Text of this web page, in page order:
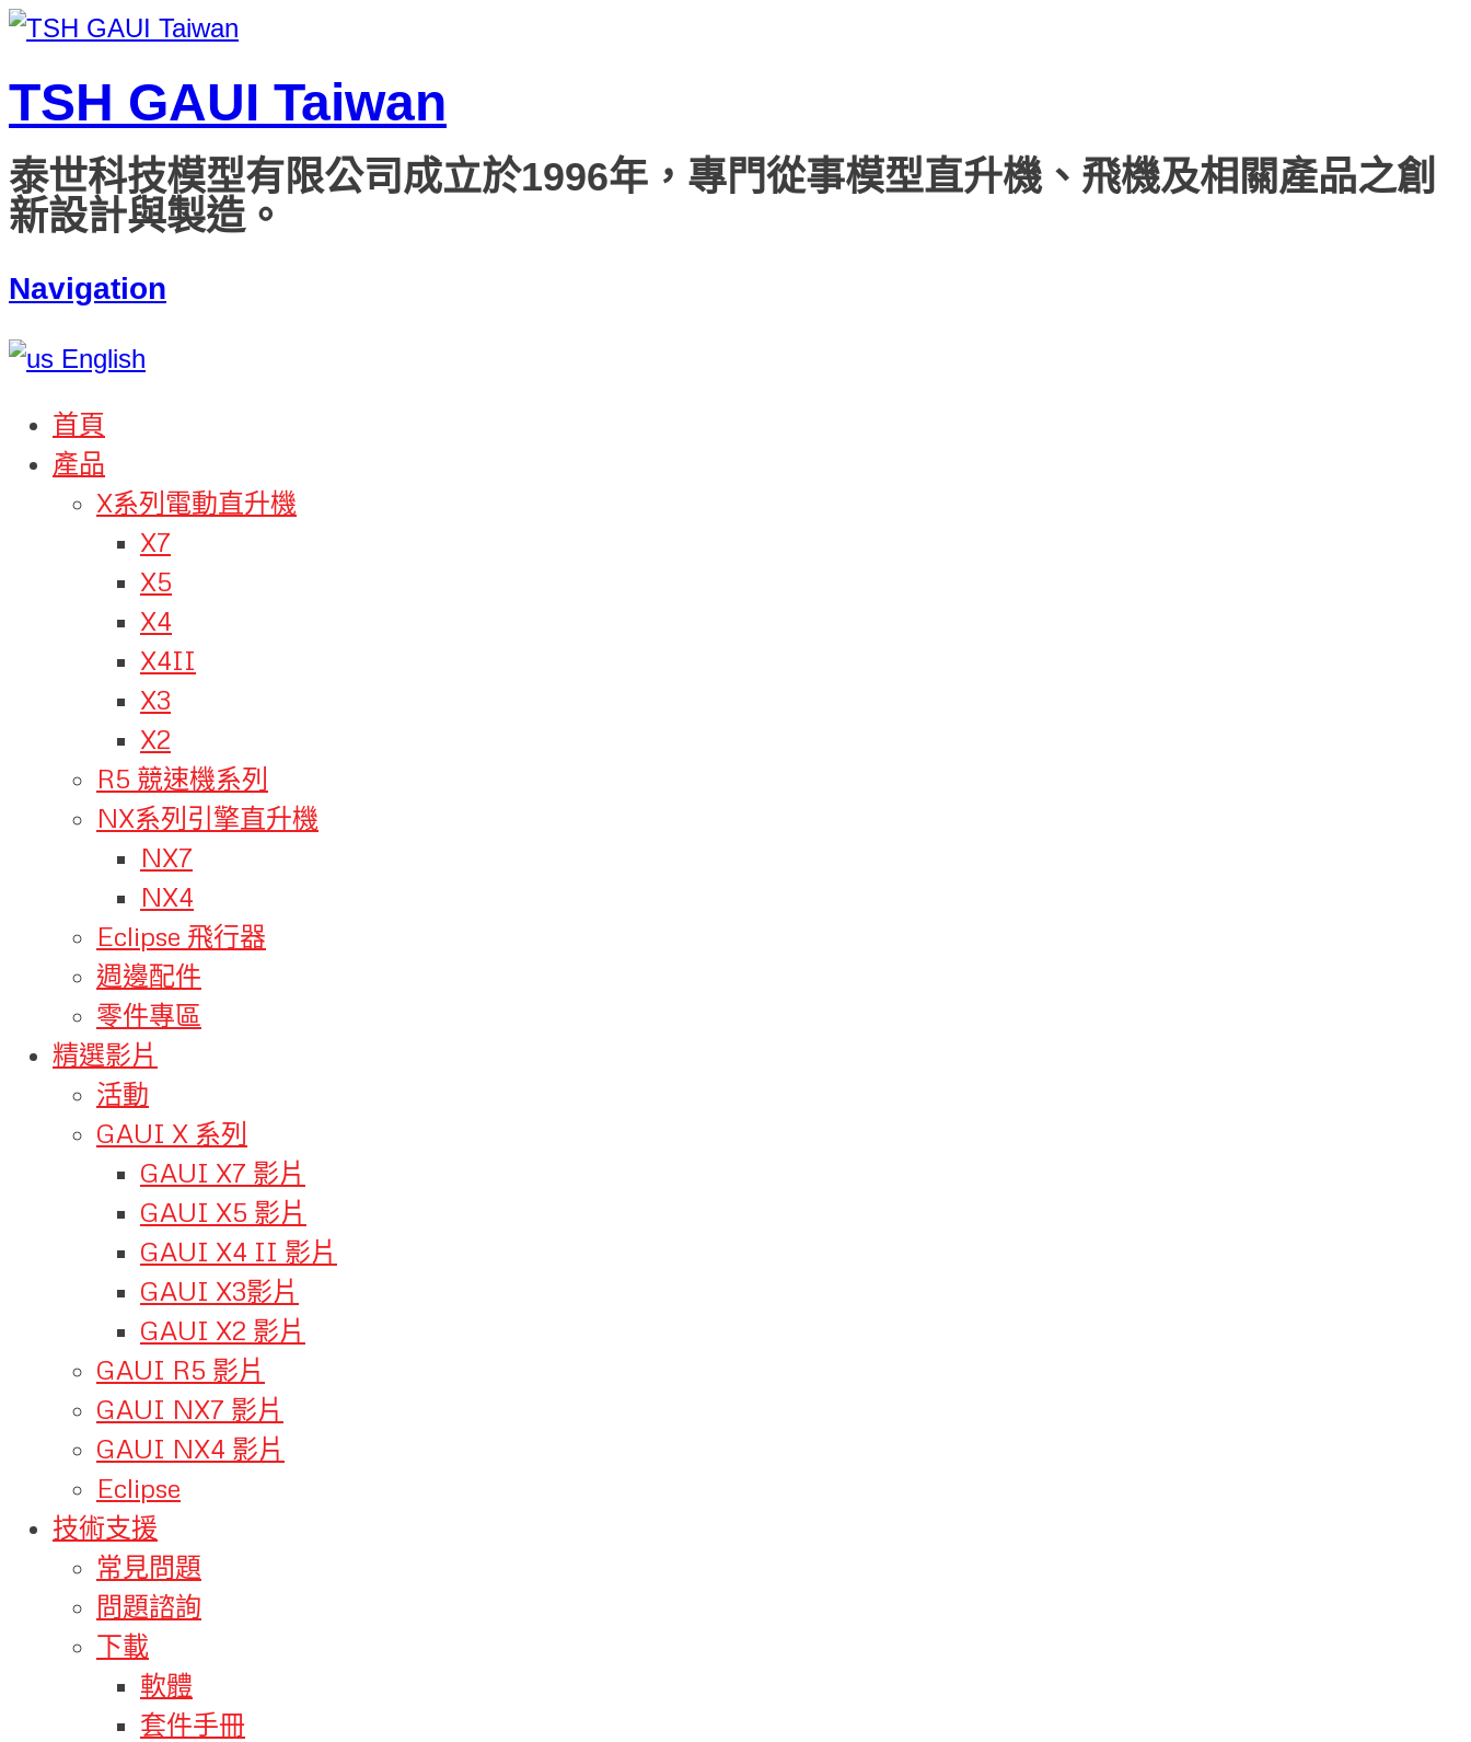
TSH GAUI Taiwan
泰世科技模型有限公司成立於1996年，專門從事模型直升機、飛機及相關產品之創
新設計與製造。
Navigation
English
首頁
產品
X系列電動直升機
X7
X5
X4
X4II
X3
X2
R5 競速機系列
NX系列引擎直升機
NX7
NX4
Eclipse 飛行器
週邊配件
零件專區
精選影片
活動
GAUI X 系列
GAUI X7 影片
GAUI X5 影片
GAUI X4 II 影片
GAUI X3影片
GAUI X2 影片
GAUI R5 影片
GAUI NX7 影片
GAUI NX4 影片
Eclipse
技術支援
常見問題
問題諮詢
下載
軟體
套件手冊